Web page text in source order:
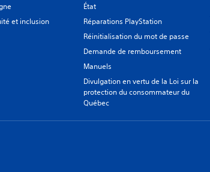
et inclusion
État
Réparations PlayStation
Réinitialisation du mot de passe
Demande de remboursement
Manuels
Divulgation en vertu de la Loi sur la
protection du consommateur du
Québec